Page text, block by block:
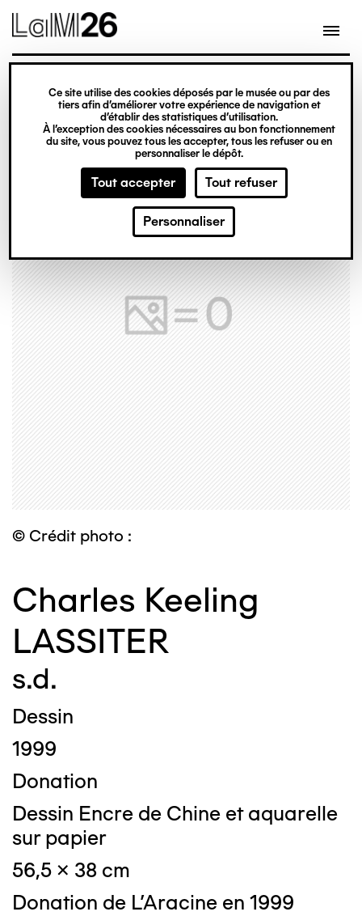
Gestion des cookies
Ce site utilise des cookies déposés par le musée ou par des
tiers afin d’améliorer votre expérience de navigation et
d’établir des statistiques d’utilisation.
À l’exception des cookies nécessaires au bon fonctionnement
du site, vous pouvez tous les accepter, tous les refuser ou en
personnaliser le dépôt.
Tout accepter Tout refuser
Personnaliser
contenu
© Crédit photo :
Charles Keeling
LASSITER
s.d.
Dessin
1999
Donation
Dessin Encre de Chine et aquarelle
sur papier
56,5 x 38 cm
Donation de L'Aracine en 1999